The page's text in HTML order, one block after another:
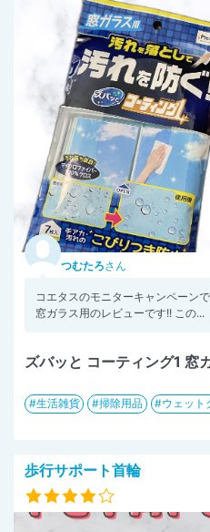
つむたろさん
コエタスのモニターキャンペーン
窓ガラス用のレビューです!! この...
ズバッと コーティング1 窓
生活雑貨 掃除用品
ウェット
歩行サポート首輪